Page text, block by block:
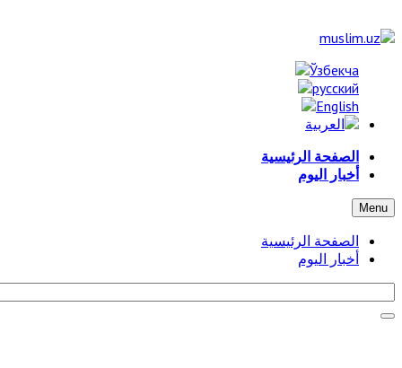
الصفحة الرئيسية
أخبار اليوم
Menu
الصفحة الرئيسية
أخبار اليوم